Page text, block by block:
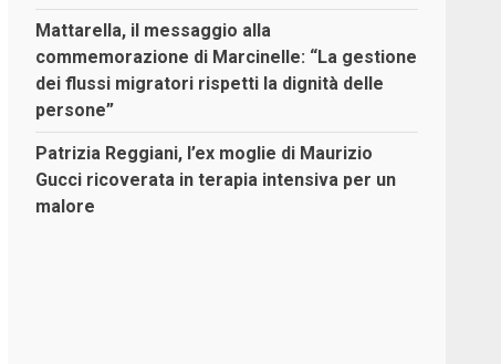
Mattarella, il messaggio alla
commemorazione di Marcinelle: “La gestione
dei flussi migratori rispetti la dignità delle
persone”
Patrizia Reggiani, l’ex moglie di Maurizio
Gucci ricoverata in terapia intensiva per un
malore